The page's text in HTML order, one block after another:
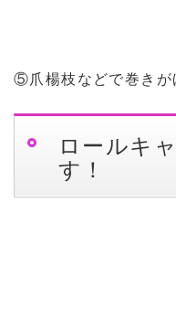
⑤爪楊枝などで巻きが
ロールキ
す！